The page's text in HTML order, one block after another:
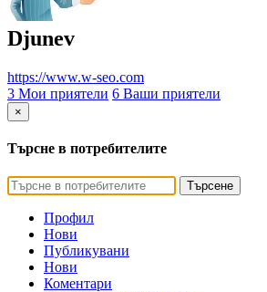
Djunev
https://www.w-seo.com
3 Мои приятели 6 Ваши приятели
×
Търсне в потребителите
Търсене
Профил
Нови
Публикувани
Нови
Коментари